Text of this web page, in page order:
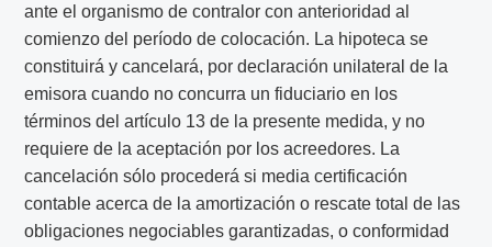
ante el organismo de contralor con anterioridad al
comienzo del período de colocación. La hipoteca se
constituirá y cancelará, por declaración unilateral de la
emisora cuando no concurra un fiduciario en los
términos del artículo 13 de la presente medida, y no
requiere de la aceptación por los acreedores. La
cancelación sólo procederá si media certificación
contable acerca de la amortización o rescate total de las
obligaciones negociables garantizadas, o conformidad